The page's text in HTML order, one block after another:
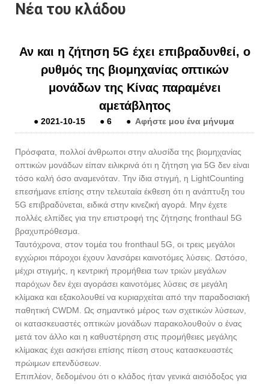
Νέα του κλάδου
Αν και η ζήτηση 5G έχει επιβραδυνθεί, ο
ρυθμός της βιομηχανίας οπτικών
μονάδων της Κίνας παραμένει
αμετάβλητος
● 2021-10-15 ● 6 ● Αφήστε μου ένα μήνυμα
Πρόσφατα, πολλοί άνθρωποι στην αλυσίδα της βιομηχανίας
οπτικών μονάδων είπαν ειλικρινά ότι η ζήτηση για 5G δεν είναι
τόσο καλή όσο αναμενόταν. Την ίδια στιγμή, η LightCounting
επεσήμανε επίσης στην τελευταία έκθεση ότι η ανάπτυξη του
5G επιβραδύνεται, ειδικά στην κινεζική αγορά. Μην έχετε
πολλές ελπίδες για την επιστροφή της ζήτησης fronthaul 5G
βραχυπρόθεσμα.
Ταυτόχρονα, στον τομέα του fronthaul 5G, οι τρεις μεγάλοι
εγχώριοι πάροχοι έχουν λανσάρει καινοτόμες λύσεις. Ωστόσο,
μέχρι στιγμής, η κεντρική προμήθεια των τριών μεγάλων
παρόχων δεν έχει αγοράσει καινοτόμες λύσεις σε μεγάλη
κλίμακα και εξακολουθεί να κυριαρχείται από την παραδοσιακή
παθητική CWDM. Ως σημαντικό μέρος των σχετικών λύσεων,
οι κατασκευαστές οπτικών μονάδων παρακολουθούν ο ένας
μετά τον άλλο και η καθυστέρηση στις προμήθειες μεγάλης
κλίμακας έχει ασκήσει επίσης πίεση στους κατασκευαστές
πρώιμων επενδύσεων.
Επιπλέον, δεδομένου ότι ο κλάδος ήταν γενικά αισιόδοξος για